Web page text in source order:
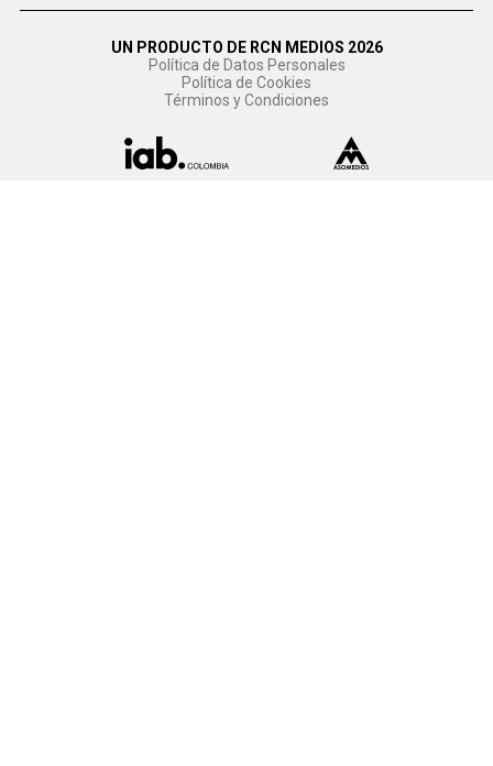
UN PRODUCTO DE RCN MEDIOS 2026
Política de Datos Personales
Política de Cookies
Términos y Condiciones